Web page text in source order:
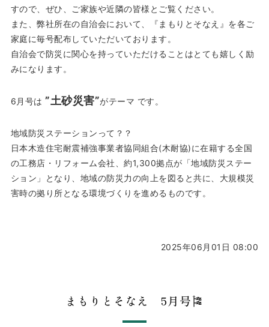
すので、ぜひ、ご家族や近隣の皆様とご覧ください。
また、弊社所在の自治会において、『まもりとそなえ』を各ご
家庭に毎号配布していただいております。
自治会で防災に関心を持っていただけることはとても嬉しく励
みになります。
6月号は”土砂災害”がテーマ です。
地域防災ステーションって？？
日本木造住宅耐震補強事業者協同組合(木耐協)に在籍する全国
の工務店・リフォーム会社、約1,300拠点が「地域防災ステー
ション」となり、地域の防災力の向上を図ると共に、大規模災
害時の拠り所となる環境づくりを進めるものです。
2025年06月01日 08:00
まもりとそなえ 5月号🎏